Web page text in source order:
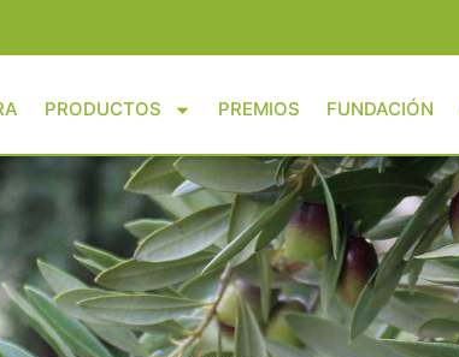
PRODUCTOS PREMIOS FUNDACIÓN